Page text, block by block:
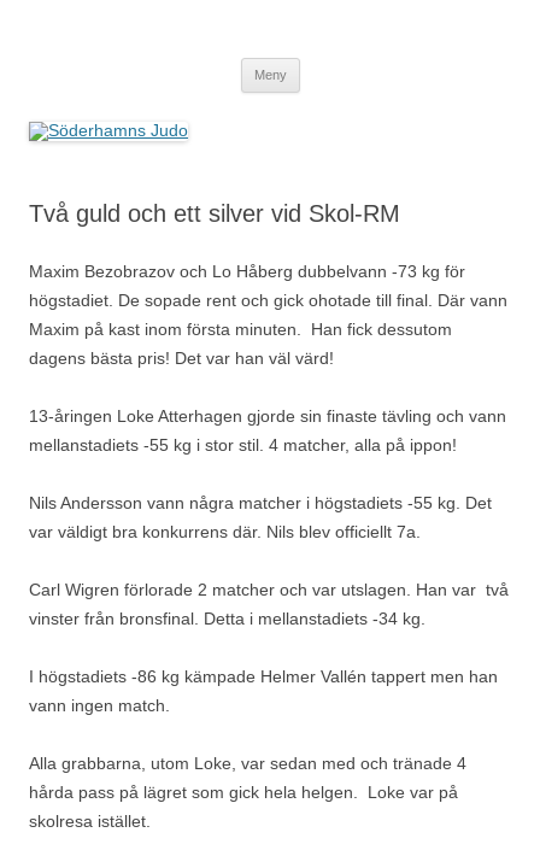
Meny
Två guld och ett silver vid Skol-RM
Maxim Bezobrazov och Lo Håberg dubbelvann -73 kg för
högstadiet. De sopade rent och gick ohotade till final. Där vann
Maxim på kast inom första minuten. Han fick dessutom
dagens bästa pris! Det var han väl värd!
13-åringen Loke Atterhagen gjorde sin finaste tävling och vann
mellanstadiets -55 kg i stor stil. 4 matcher, alla på ippon!
Nils Andersson vann några matcher i högstadiets -55 kg. Det
var väldigt bra konkurrens där. Nils blev officiellt 7a.
Carl Wigren förlorade 2 matcher och var utslagen. Han var två
vinster från bronsfinal. Detta i mellanstadiets -34 kg.
I högstadiets -86 kg kämpade Helmer Vallén tappert men han
vann ingen match.
Alla grabbarna, utom Loke, var sedan med och tränade 4
hårda pass på lägret som gick hela helgen. Loke var på
skolresa istället.